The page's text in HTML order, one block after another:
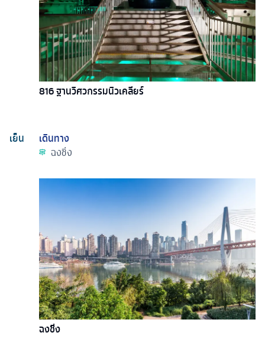
816 ฐานวิศวกรรมนิวเคลียร์
เย็น
เดินทาง
ฉงชิ่ง
ฉงชิ่ง